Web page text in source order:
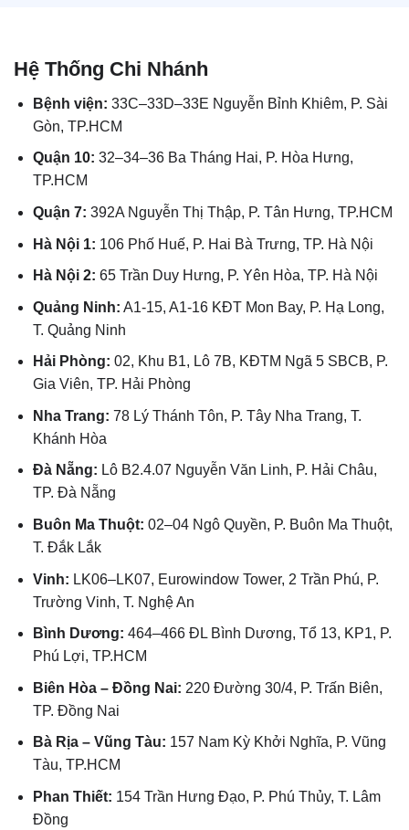
Hệ Thống Chi Nhánh
Bệnh viện: 33C–33D–33E Nguyễn Bỉnh Khiêm, P. Sài
Gòn, TP.HCM
Quận 10: 32–34–36 Ba Tháng Hai, P. Hòa Hưng,
TP.HCM
Quận 7: 392A Nguyễn Thị Thập, P. Tân Hưng, TP.HCM
Hà Nội 1: 106 Phố Huế, P. Hai Bà Trưng, TP. Hà Nội
Hà Nội 2: 65 Trần Duy Hưng, P. Yên Hòa, TP. Hà Nội
Quảng Ninh: A1-15, A1-16 KĐT Mon Bay, P. Hạ Long,
T. Quảng Ninh
Hải Phòng: 02, Khu B1, Lô 7B, KĐTM Ngã 5 SBCB, P.
Gia Viên, TP. Hải Phòng
Nha Trang: 78 Lý Thánh Tôn, P. Tây Nha Trang, T.
Khánh Hòa
Đà Nẵng: Lô B2.4.07 Nguyễn Văn Linh, P. Hải Châu,
TP. Đà Nẵng
Buôn Ma Thuột: 02–04 Ngô Quyền, P. Buôn Ma Thuột,
T. Đắk Lắk
Vinh: LK06–LK07, Eurowindow Tower, 2 Trần Phú, P.
Trường Vinh, T. Nghệ An
Bình Dương: 464–466 ĐL Bình Dương, Tổ 13, KP1, P.
Phú Lợi, TP.HCM
Biên Hòa – Đồng Nai: 220 Đường 30/4, P. Trấn Biên,
TP. Đồng Nai
Bà Rịa – Vũng Tàu: 157 Nam Kỳ Khởi Nghĩa, P. Vũng
Tàu, TP.HCM
Phan Thiết: 154 Trần Hưng Đạo, P. Phú Thủy, T. Lâm
Đồng